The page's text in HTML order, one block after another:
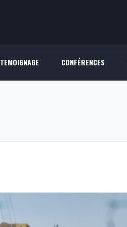
TEMOIGNAGE CONFÉRENCES